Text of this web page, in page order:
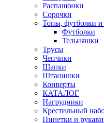
Распашонки
Сорочки
Топы, футболки и
Футболки
Тельняшки
Трусы
Чепчики
Шапки
Штанишки
Конверты
КАТАЛОГ
Нагрудники
Крестильный
Пинетки и